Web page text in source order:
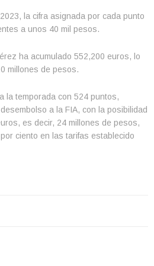
la cifra asignada por cada punto
a unos 40 mil pesos.
ha acumulado 552,200 euros, lo
millones de pesos.
la temporada con 524 puntos,
a la FIA, con la posibilidad
es decir, 24 millones de pesos,
ciento en las tarifas establecido